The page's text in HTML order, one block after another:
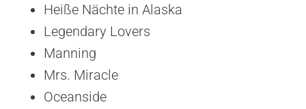
Heiße Nächte in Alaska
Legendary Lovers
Manning
Mrs. Miracle
Oceanside